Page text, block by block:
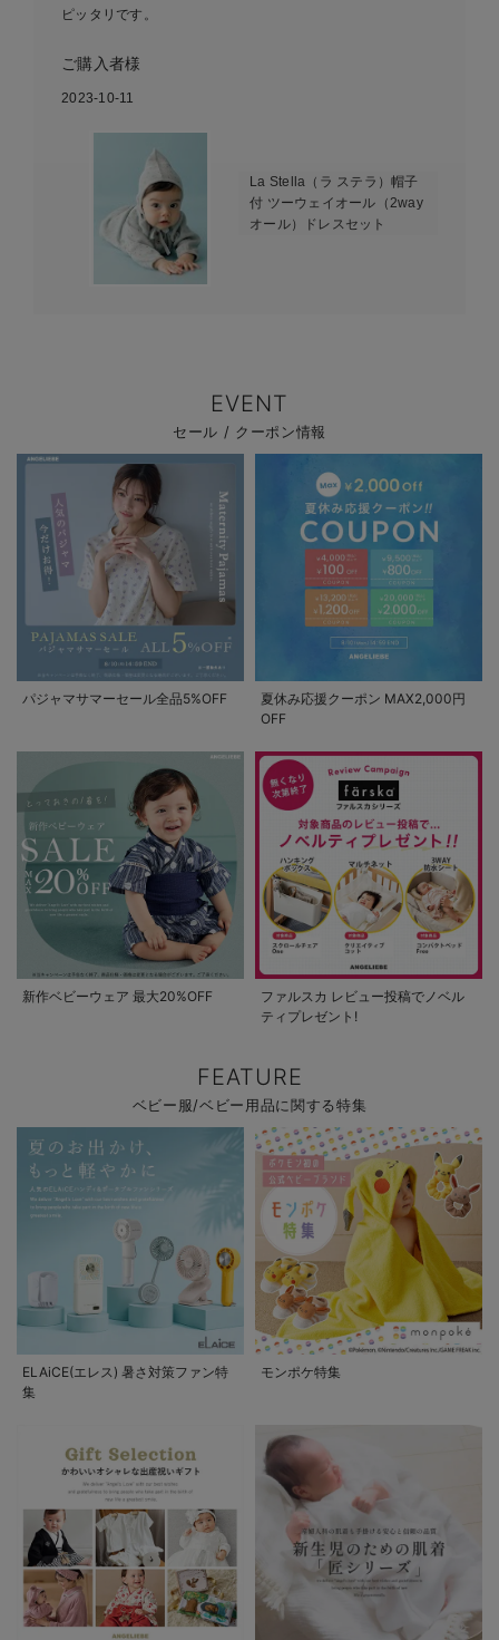
ピッタリです。
ご購入者様
2023-10-11
La Stella（ラ ステラ）帽子
付 ツーウェイオール（2way
オール）ドレスセット
EVENT
セール / クーポン情報
パジャマサマーセール全品5%OFF
夏休み応援クーポン MAX2,000円
OFF
新作ベビーウェア 最大20%OFF
ファルスカ レビュー投稿でノベル
ティプレゼント!
FEATURE
ベビー服/ベビー用品に関する特集
ELAiCE(エレス) 暑さ対策ファン特
集
モンポケ特集